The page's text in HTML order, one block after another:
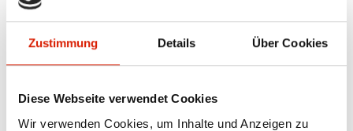
Zustimmung Details Über Cookies
Diese Webseite verwendet Cookies
Wir verwenden Cookies, um Inhalte und Anzeigen zu
volume, ils assistent à la naissance du veau Ficelle
deuxième livre, Léa et Ben rendent visite à Ficelle à
correctement lorsqu'ils rencontrent des vaches
allaitantes.